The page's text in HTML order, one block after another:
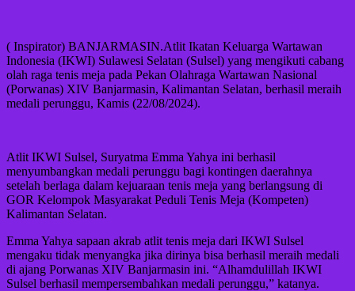
( Inspirator) BANJARMASIN.Atlit Ikatan Keluarga Wartawan
Indonesia (IKWI) Sulawesi Selatan (Sulsel) yang mengikuti cabang
olah raga tenis meja pada Pekan Olahraga Wartawan Nasional
(Porwanas) XIV Banjarmasin, Kalimantan Selatan, berhasil meraih
medali perunggu, Kamis (22/08/2024).
Atlit IKWI Sulsel, Suryatma Emma Yahya ini berhasil
menyumbangkan medali perunggu bagi kontingen daerahnya
setelah berlaga dalam kejuaraan tenis meja yang berlangsung di
GOR Kelompok Masyarakat Peduli Tenis Meja (Kompeten)
Kalimantan Selatan.
Emma Yahya sapaan akrab atlit tenis meja dari IKWI Sulsel
mengaku tidak menyangka jika dirinya bisa berhasil meraih medali
di ajang Porwanas XIV Banjarmasin ini. “Alhamdulillah IKWI
Sulsel berhasil mempersembahkan medali perunggu,” katanya.